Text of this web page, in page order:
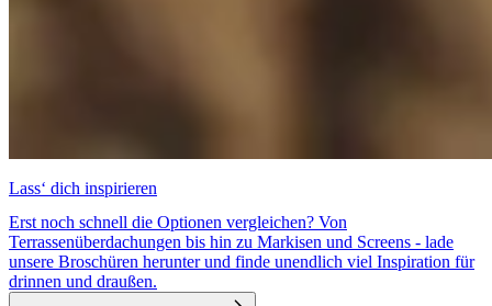
Lass‘ dich inspirieren
Erst noch schnell die Optionen vergleichen? Von
Terrassenüberdachungen bis hin zu Markisen und Screens - lade
unsere Broschüren herunter und finde unendlich viel Inspiration für
drinnen und draußen.